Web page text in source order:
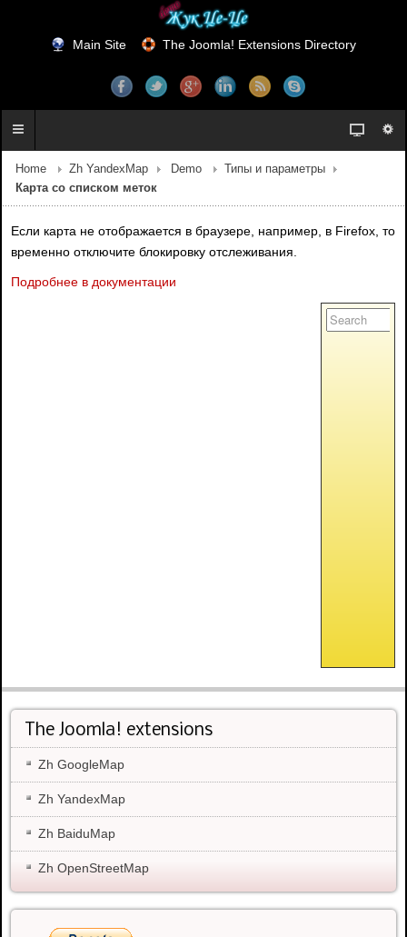
Main Site The Joomla! Extensions Directory
Home Zh YandexMap Demo
Типы и параметры
Карта со списком меток
Если карта не отображается в браузере, например, в Firefox, то
временно отключите блокировку отслеживания.
Подробнее в документации
The Joomla! extensions
Zh GoogleMap
Zh YandexMap
Zh BaiduMap
Zh OpenStreetMap